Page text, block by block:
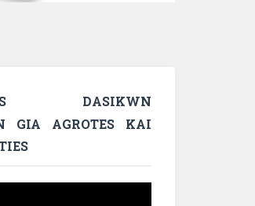
DASIKWN
GIA AGROTES KAI